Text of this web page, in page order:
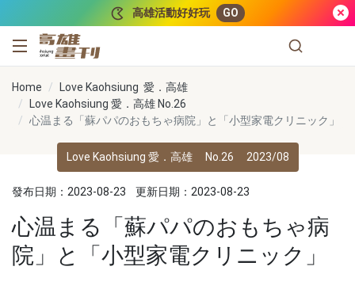
高雄活動好好玩 GO
高雄畫刊
Home
Love Kaohsiung 愛．高雄
Love Kaohsiung 愛．高雄 No.26
心温まる「蘇パパのおもちゃ病院」と「小型家電クリニック」
Love Kaohsiung 愛．高雄 No.26 2023/08
發布日期：2023-08-23 更新日期：2023-08-23
心温まる「蘇パパのおもちゃ病
院」と「小型家電クリニック」